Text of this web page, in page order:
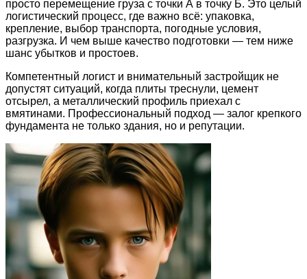
просто перемещение груза с точки А в точку Б. Это целый
логистический процесс, где важно всё: упаковка,
крепление, выбор транспорта, погодные условия,
разгрузка. И чем выше качество подготовки — тем ниже
шанс убытков и простоев.
Компетентный логист и внимательный застройщик не
допустят ситуаций, когда плиты треснули, цемент
отсырел, а металлический профиль приехал с
вмятинами. Профессиональный подход — залог крепкого
фундамента не только здания, но и репутации.